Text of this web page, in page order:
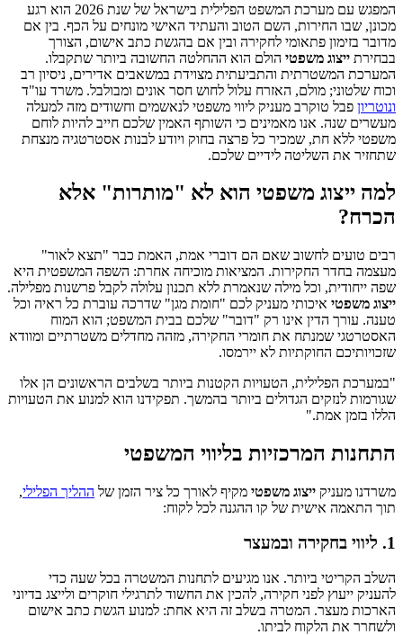
המפגש עם מערכת המשפט הפלילית בישראל של שנת 2026 הוא רגע
מכונן, שבו החירות, השם הטוב והעתיד האישי מונחים על הכף. בין אם
מדובר בזימון פתאומי לחקירה ובין אם בהגשת כתב אישום, הצורך
בבחירת ייצוג משפטי הולם הוא ההחלטה החשובה ביותר שתקבלו.
המערכת המשטרתית והתביעתית מצוידת במשאבים אדירים, ניסיון רב
וכוח שלטוני; מולם, האזרח עלול לחוש חסר אונים ומבולבל. משרד עו"ד
ונוטריון פבל טוקרב מעניק ליווי משפטי לנאשמים וחשודים מזה למעלה
מעשרים שנה. אנו מאמינים כי השותף האמין שלכם חייב להיות לוחם
משפטי ללא חת, שמכיר כל פרצה בחוק ויודע לבנות אסטרטגיה מנצחת
שתחזיר את השליטה לידיים שלכם.
למה ייצוג משפטי הוא לא "מותרות" אלא
הכרח?
רבים טועים לחשוב שאם הם דוברי אמת, האמת כבר "תצא לאור"
מעצמה בחדר החקירות. המציאות מוכיחה אחרת: השפה המשפטית היא
שפה ייחודית, וכל מילה שנאמרת ללא תכנון עלולה לקבל פרשנות מפלילה.
ייצוג משפטי איכותי מעניק לכם "חומת מגן" שדרכה עוברת כל ראיה וכל
טענה. עורך הדין אינו רק "דובר" שלכם בבית המשפט; הוא המוח
האסטרטגי שמנתח את חומרי החקירה, מזהה מחדלים משטרתיים ומוודא
שזכויותיכם החוקתיות לא יירמסו.
"במערכת הפלילית, הטעויות הקטנות ביותר בשלבים הראשונים הן אלו
שגורמות לנזקים הגדולים ביותר בהמשך. תפקידנו הוא למנוע את הטעויות
הללו בזמן אמת."
התחנות המרכזיות בליווי המשפטי
משרדנו מעניק ייצוג משפטי מקיף לאורך כל ציר הזמן של ההליך הפלילי,
תוך התאמה אישית של קו ההגנה לכל לקוח:
1. ליווי בחקירה ובמעצר
השלב הקריטי ביותר. אנו מגיעים לתחנות המשטרה בכל שעה כדי
להעניק ייעוץ לפני חקירה, להכין את החשוד לתרגילי חוקרים ולייצג בדיוני
הארכות מעצר. המטרה בשלב זה היא אחת: למנוע הגשת כתב אישום
ולשחרר את הלקוח לביתו.